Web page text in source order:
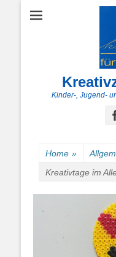
Kinder-, Jugend-
Home »
Kreativtage im